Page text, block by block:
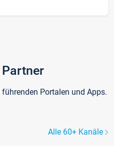
Partner
Portalen und Apps.
Alle 60+ Kanäle